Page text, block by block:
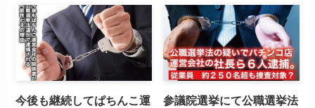
今後も継続してぱちんこ運
参議院選挙にて公職選挙法